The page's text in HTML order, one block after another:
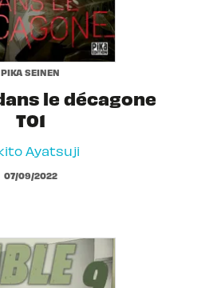
PIKA SEINEN
le décagone
T01
Ayatsuji
07/09/2022